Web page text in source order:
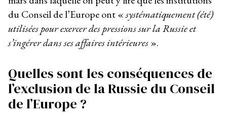
du Conseil de l’Europe ont «systématiquement (été)
utilisées pour exercer des pressions sur la Russie et
s’ingérer dans ses affaires intérieures».
Quelles sont les conséquences de
l’exclusion de la Russie du Conseil
de l’Europe ?